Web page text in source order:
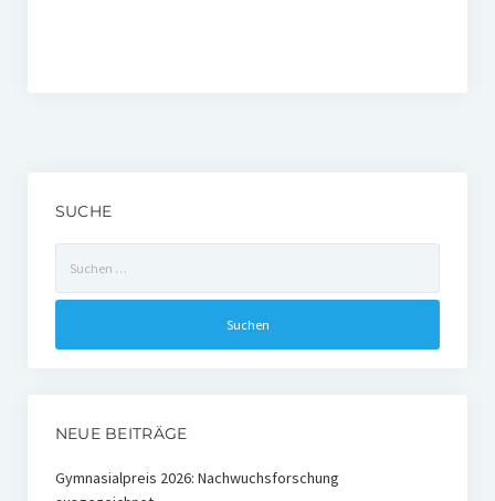
SUCHE
nach:
NEUE BEITRÄGE
Gymnasialpreis 2026: Nachwuchsforschung